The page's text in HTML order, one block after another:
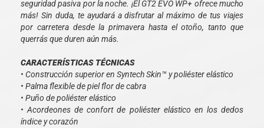
seguridad pasiva por la noche. ¡El GT2 EVO WP+ ofrece mucho
más! Sin duda, te ayudará a disfrutar al máximo de tus viajes
por carretera desde la primavera hasta el otoño, tanto que
querrás que duren aún más.
CARACTERÍSTICAS TÉCNICAS
• Construcción superior en Syntech Skin™ y poliéster elástico
• Palma flexible de piel flor de cabra
• Puño de poliéster elástico
• Acordeones de confort de poliéster elástico en los dedos
índice y corazón